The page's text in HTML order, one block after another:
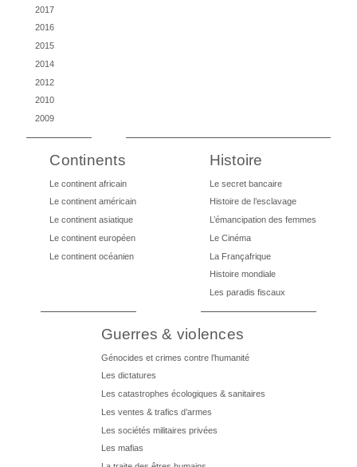
2017
2016
2015
2014
2012
2010
2009
Continents
Le continent africain
Le continent américain
Le continent asiatique
Le continent européen
Le continent océanien
Histoire
Le secret bancaire
Histoire de l’esclavage
L’émancipation des femmes
Le Cinéma
La Françafrique
Histoire mondiale
Les paradis fiscaux
Guerres & violences
Génocides et crimes contre l’humanité
Les dictatures
Les catastrophes écologiques & sanitaires
Les ventes & trafics d’armes
Les sociétés militaires privées
Les mafias